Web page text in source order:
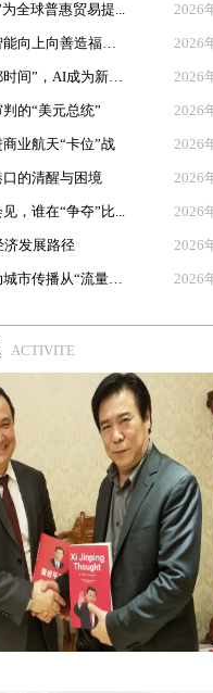
全球普惠贸易提... 2026
上向善造福人类 2026
间”，AI成为新坐... 2026
的“美元总统” 2026
业航天“卡位”战 2026
的清醒与困境 2026
，谁在“争夺”比... 2026
济发展路径 2026
市传播从“流量出... 2026
ACTIVITE